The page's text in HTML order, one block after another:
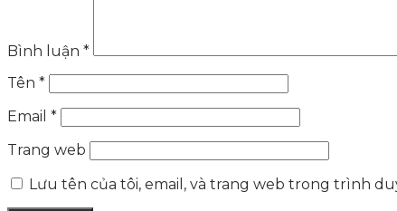
Bình luận *
Tên *
Email *
Trang web
Lưu tên của tôi, email, và trang web trong trình